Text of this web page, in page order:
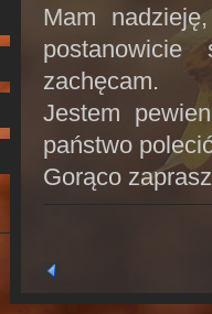
Mam
zachęcam.
Jestem
państwo
Gorąco